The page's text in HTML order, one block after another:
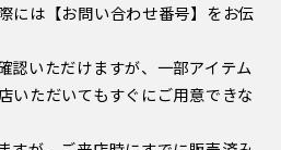
には【お問い合わせ番号】をお伝
認いただけますが、一部アイテム
いただいてもすぐにご用意できな